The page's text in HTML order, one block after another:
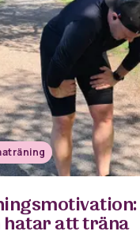
hatar att träna